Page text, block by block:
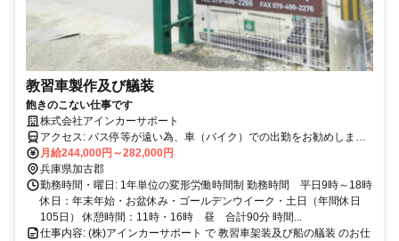
教習車製作及び艤装
飽きのこない仕事です
株式会社アインカーサポート
アクセス: バス停等が遠い為、車（バイク）での出勤をお勧めしま
す。
月給244,000円～282,000円
兵庫県加古郡
勤務時間・曜日: 1年単位の変形労働時間制 勤務時間 平日9時～18時
休日：年末年始・お盆休み・ゴールデンウイーク・土日（年間休日
105日） 休憩時間：11時・16時 昼 合計90分 時間...
仕事内容: (株)アインカーサポート で 教習車架装及び船の艤装 のお仕